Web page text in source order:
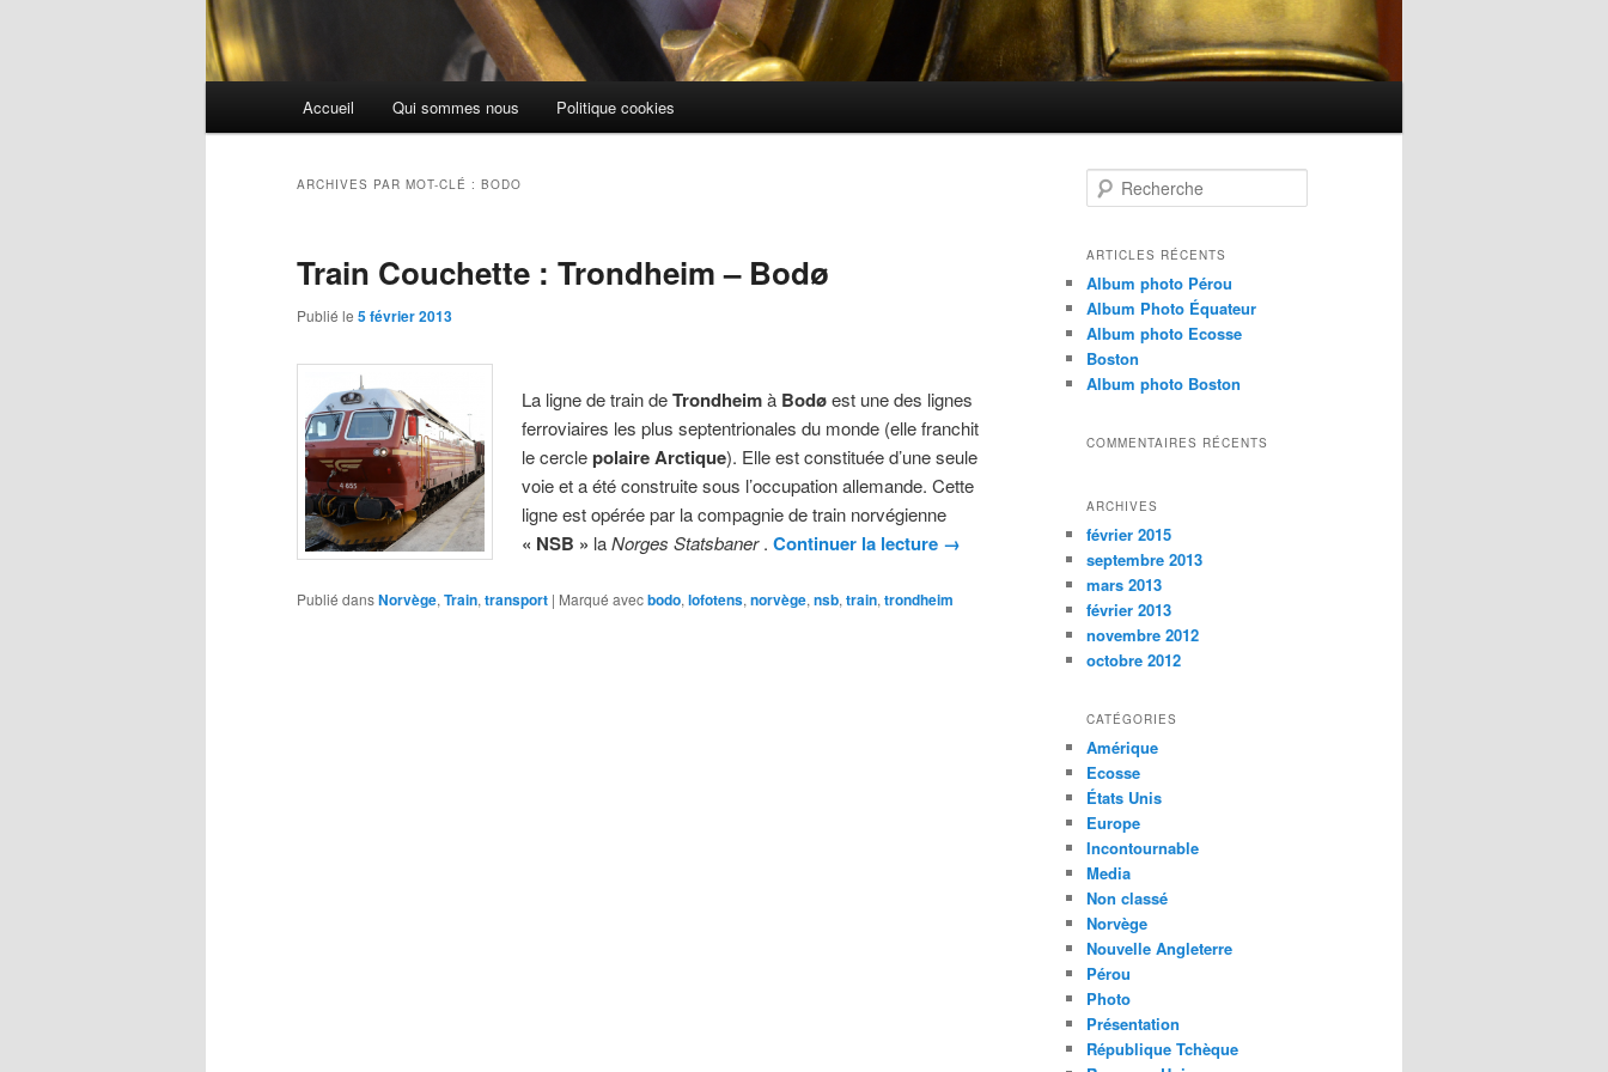
Accueil Qui sommes nous Politique cookies
ARCHIVES PAR MOT-CLÉ : BODO
Train Couchette : Trondheim – Bodø
Publié le 5 février 2013
La ligne de train deTrondheimà Bodøest une des lignes
ferroviaires les plus septentrionales du monde (elle franchit
le cerclepolaire Arctique). Elle est constituée d’une seule
voie et a été construite sous l’occupation allemande. Cette
ligne est opérée par la compagnie de train norvégienne
« NSB » laNorges Statsbaner. Continuer la lecture →
Publié dansNorvège, Train, transport | Marqué avecbodo, lofotens, norvège, nsb, train, trondheim
e
h
r
c
h
e
ARTICLES RÉCENTS
Album photo Pérou
Album Photo Équateur
Album photo Ecosse
Boston
Album photo Boston
COMMENTAIRES RÉCENTS
ARCHIVES
février 2015
septembre 2013
mars 2013
février 2013
novembre 2012
octobre 2012
CATÉGORIES
Amérique
Ecosse
États Unis
Europe
Incontournable
Media
Non classé
Norvège
Nouvelle Angleterre
Pérou
Photo
Présentation
République Tchèque